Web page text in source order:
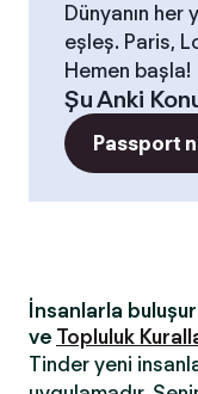
Dünyanın her
eşleş. Paris,
Hemen başla!
Şu Anki
Passport
İnsanlarla
ve Topluluk
Tinder yeni